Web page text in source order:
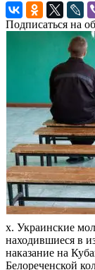
Подписаться на
х. Украинские
находившиеся в
наказание на
Белореченской